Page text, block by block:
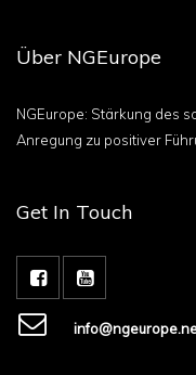
Über NGEurope
NGEurope: Stärkung des
Anregung zu positiver
Get In Touch